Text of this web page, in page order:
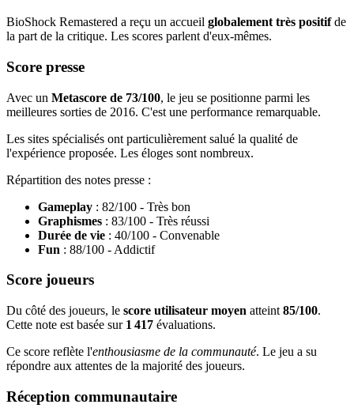
BioShock Remastered a reçu un accueil globalement très positifde
la part de la critique. Les scores parlent d'eux-mêmes.
Score presse
Avec un Metascore de 73/100, le jeu se positionne parmi les
meilleures sorties de 2016. C'est une performance remarquable.
Les sites spécialisés ont particulièrement salué la qualité de
l'expérience proposée. Les éloges sont nombreux.
Répartition des notes presse :
Gameplay : 82/100 - Très bon
Graphismes : 83/100 - Très réussi
Durée de vie : 40/100 - Convenable
Fun : 88/100 - Addictif
Score joueurs
Du côté des joueurs, le score utilisateur moyen atteint 85/100.
Cette note est basée sur 1 417 évaluations.
Ce score reflète l'enthousiasme de la communauté. Le jeu a su
répondre aux attentes de la majorité des joueurs.
Réception communautaire